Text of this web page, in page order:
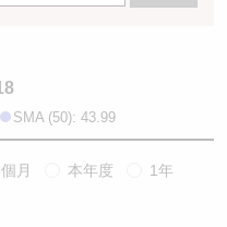
SMA (50): 43.99
月 本年度 1年